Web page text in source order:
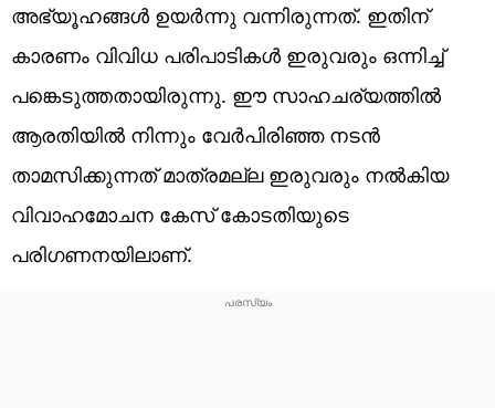
അഭ്യൂഹങ്ങൾ ഉയർന്നു വന്നിരുന്നത്. ഇതിന്
കാരണം വിവിധ പരിപാടികൾ ഇരുവരും ഒന്നിച്ച്
പങ്കെടുത്തതായിരുന്നു. ഈ സാഹചര്യത്തിൽ
ആരതിയിൽ നിന്നും വേർപിരിഞ്ഞ നടൻ
താമസിക്കുന്നത് മാത്രമല്ല ഇരുവരും നൽകിയ
വിവാഹമോചന കേസ് കോടതിയുടെ
പരിഗണനയിലാണ്.